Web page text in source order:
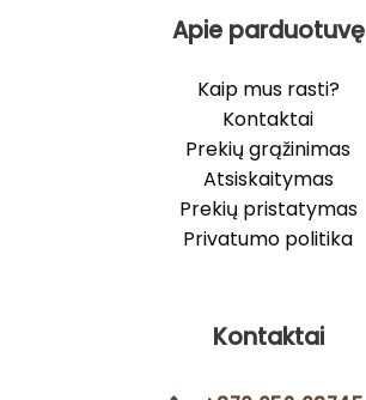
Apie parduotuvę
Kaip mus rasti?
Kontaktai
Prekių grąžinimas
Atsiskaitymas
Prekių pristatymas
Privatumo politika
Kontaktai